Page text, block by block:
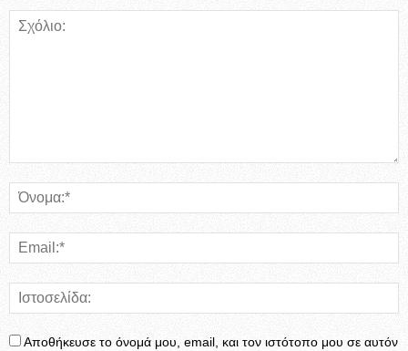
Αποθήκευσε το όνομά μου, email, και τον ιστότοπο μου σε αυτόν